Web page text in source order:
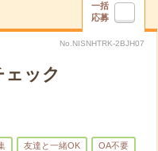
一括
応募
No.NISNHTRK-2BJH07
ェック
友達と一緒OK OA不要